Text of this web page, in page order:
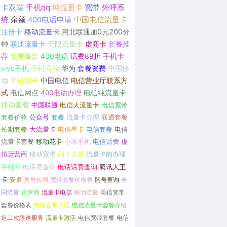
卡双端 手机qq 纯流量卡 宽带 外呼系
统 余额 400电话申请 中国电信流量卡
注册卡 移动流量卡 河北联通加0元200分
钟 联通流量卡 无限流量卡 虚商卡 套餐推
荐 免费爆款 400电话 话费89折 手机卡
vivo手机 手机号段 华为 套餐资费 中国移
动 手机靓号 中国电信 电信营业厅联系方
式 电信网点 400电话办理 电信纯流量卡
移动套餐 中国联通 电信大流量卡 电信宽带
套餐价格 公众号 套餐 流量卡办理 联通套餐
长期套餐 大流量卡 电信星卡 电信套餐 电信
流量卡套餐 移动花卡 小米手机 电信话费 虚
拟运营商 移动宽带 副卡流量 流量卡的办理
手机号 电话费查询 电话话费查询 腾讯大王
卡 安卓 携号转网 宽带套餐价格表 区号查询 全
国流量 运营商 流量卡电信 移动流量 电信宽带
套餐价格表 电信宽带办理 电信流量卡套餐介绍
退二次限速服务 流量卡激活 电信宽带套餐 电信